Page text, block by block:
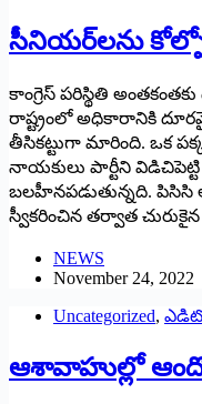
సీనియర్‌లను
‌కాంగ్రెస్‌ ‌పరిస్థితి
రాష్ట్రంలో అధికారానికి
తీసికట్టుగా మారింది. ఒక
‌నాయకులు పార్టీని
బలహీనపడుతున్నది. పిసిసి
స్వీకరించిన తర్వాత
NEWS
November 24, 2022
Uncategorized,
ఆశావాహుల్లో